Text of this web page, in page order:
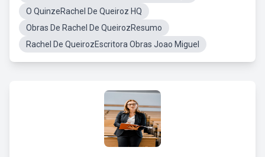
O QuinzeRachel De Queiroz HQ
Obras De Rachel De QueirozResumo
Rachel De QueirozEscritora Obras Joao Miguel